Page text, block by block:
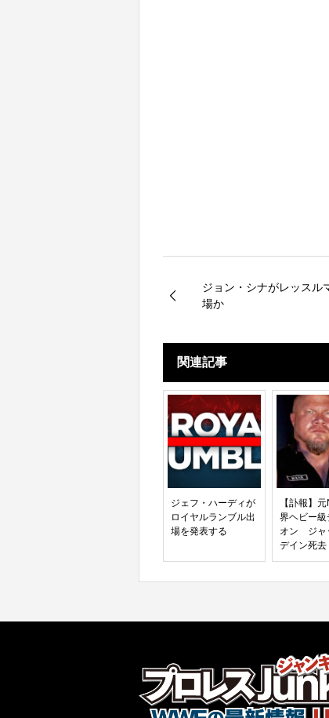
ジョン・シナがレッスル
場か
関連記事
ジェフ・ハーディが
ロイヤルランブル出
場を発表する
【訃報】
界ヘビー
オン ジャ
デイン死去